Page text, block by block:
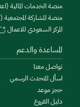
منصة الخدمات المالية
منصة المشاركة
المركز السعودي للاعمال
المساعدة والدعم
تواصل معنا
اسأل المتحدث الرسمي
حجز موعد
دليل الفروع